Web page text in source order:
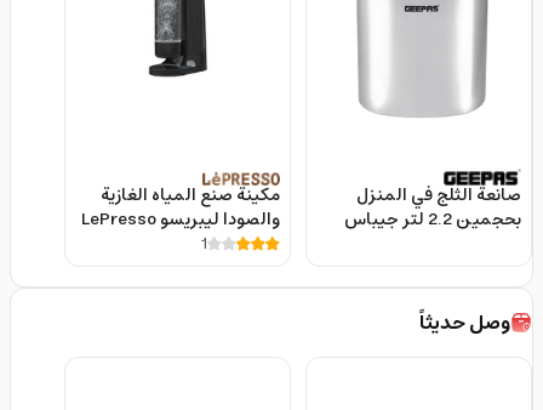
صانعة الثلج في المنزل
بحجمين 2.2 لتر جيباس
Maker
مكينة صنع المياه الغازية
والصودا ليبريسو LePresso
Sparkling Water Instant
Carbonation Machine
1
وصل حديثاً